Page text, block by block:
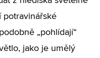
potravinářské
„pohlídají“
jako je umělý